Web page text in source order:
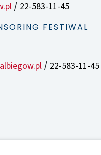
/ 22-583-11-45
FESTIWAL
/ 22-583-11-45